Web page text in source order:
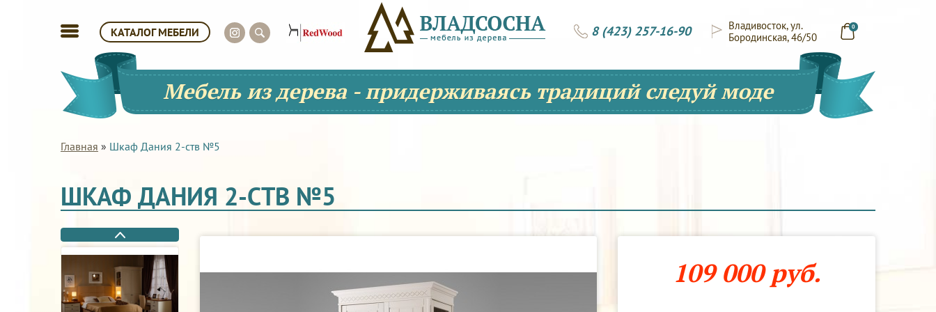
КАТАЛОГ МЕБЕЛИ 0
Владивосток, ул.
Бородинская, 46/50
8 (423) 257-16-90
Мебель из дерева - придерживаясь традиций следуй моде
Главная » Шкаф Дания 2-ств №5
ШКАФ ДАНИЯ 2-СТВ №5
109 000 руб.